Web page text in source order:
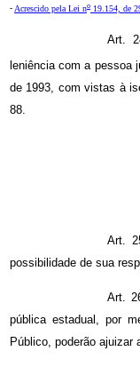
- Acrescido pela Lei no 19.154, de
Art.
leniência com a pessoa
de 1993, com vistas à
88.
Art.
possibilidade de sua
Art.
pública estadual, por
Público, poderão